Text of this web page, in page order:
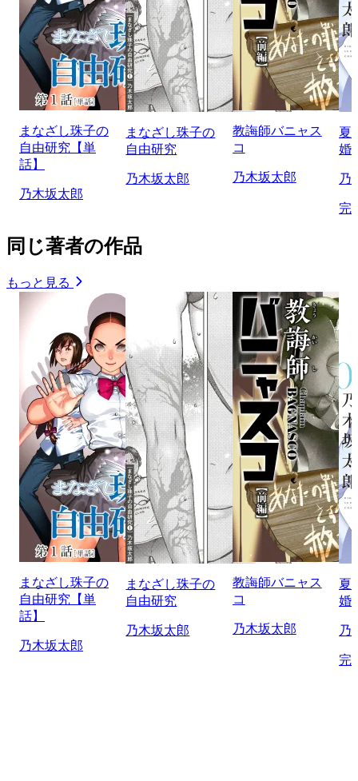
まなざし珠子の
自由研究【単
話】
乃木坂太郎
まなざし珠子の
自由研究
乃木坂太郎
教誨師バニャス
コ
乃木坂太郎
夏
婚
乃
完
同じ著者の作品
もっと見る
まなざし珠子の
自由研究【単
話】
乃木坂太郎
まなざし珠子の
自由研究
乃木坂太郎
教誨師バニャス
コ
乃木坂太郎
夏
婚
乃
完